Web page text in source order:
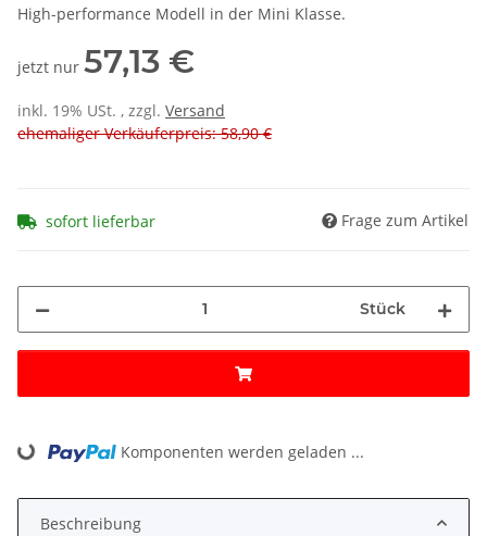
High-performance Modell in der Mini Klasse.
jetzt nur 57,13 €
inkl. 19% USt. , zzgl. Versand
ehemaliger Verkäuferpreis: 58,90 €
sofort lieferbar Frage zum Artikel
Stück
Loading... Komponenten werden geladen ...
Beschreibung